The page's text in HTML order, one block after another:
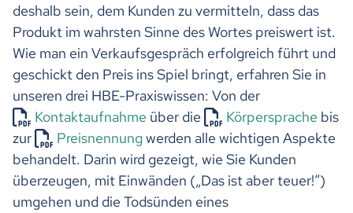
deshalb sein, dem Kunden zu vermitteln, dass das
Produkt im wahrsten Sinne des Wortes preiswert ist.
Wie man ein Verkaufsgespräch erfolgreich führt und
geschickt den Preis ins Spiel bringt, erfahren Sie in
unseren drei HBE-Praxiswissen: Von der
Kontaktaufnahme über die Körpersprache bis
zur
Preisnennungwerden alle wichtigen Aspekte
behandelt. Darin wird gezeigt, wie Sie Kunden
überzeugen, mit Einwänden („Das ist aber teuer!“)
umgehen und die Todsünden eines